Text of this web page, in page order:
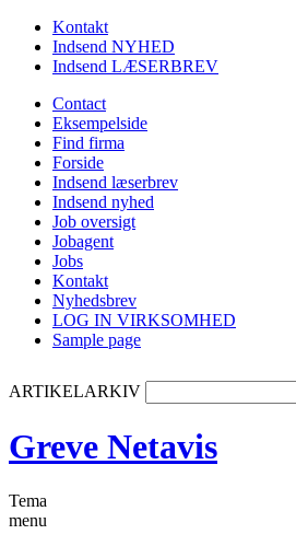
Kontakt
Indsend NYHED
Indsend LÆSERBREV
Contact
Eksempelside
Find firma
Forside
Indsend læserbrev
Indsend nyhed
Job oversigt
Jobagent
Jobs
Kontakt
Nyhedsbrev
LOG IN VIRKSOMHED
Sample page
ARTIKELARKIV
Greve Netavis
Tema
menu